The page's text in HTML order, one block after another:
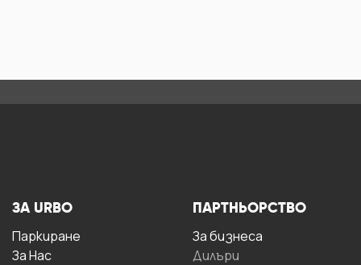
ЗА URBO
Паркиране
За Hас
ПАРТНЬОРСТВО
За бизнесa
Дилъри